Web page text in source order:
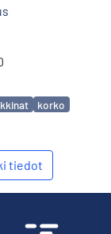
korko
tiedot